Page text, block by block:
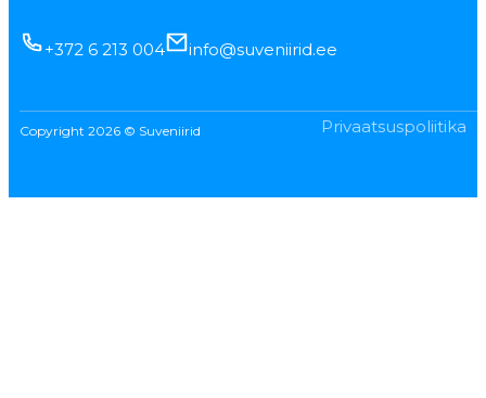
+372 6 213 004 info@suveniirid.ee
Copyright 2026 © Suveniirid Privaatsuspoliitika